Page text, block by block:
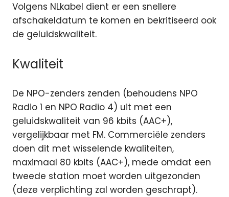
Volgens NLkabel dient er een snellere
afschakeldatum te komen en bekritiseerd ook
de geluidskwaliteit.
Kwaliteit
De NPO-zenders zenden (behoudens NPO
Radio 1 en NPO Radio 4) uit met een
geluidskwaliteit van 96 kbits (AAC+),
vergelijkbaar met FM. Commerciële zenders
doen dit met wisselende kwaliteiten,
maximaal 80 kbits (AAC+), mede omdat een
tweede station moet worden uitgezonden
(deze verplichting zal worden geschrapt).